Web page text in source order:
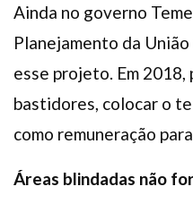
Ainda no governo
Planejamento da
esse projeto. Em 2018,
bastidores, colocar o
como remuneração
Áreas blindadas não